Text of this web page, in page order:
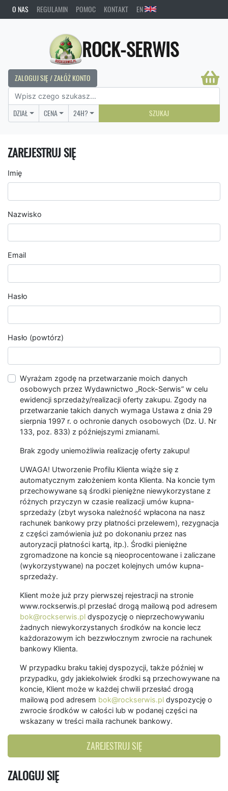
O NAS REGULAMIN POMOC KONTAKT EN
ROCK-SERWIS
ZALOGUJ SIĘ / ZAŁÓŻ KONTO
DZIAŁ CENA 24H? SZUKAJ
ZAREJESTRUJ SIĘ
Imię
Nazwisko
Email
Hasło
Hasło (powtórz)
Wyrażam zgodę na przetwarzanie moich danych
osobowych przez Wydawnictwo „Rock-Serwis” w celu
ewidencji sprzedaży/realizacji oferty zakupu. Zgody na
przetwarzanie takich danych wymaga Ustawa z dnia 29
sierpnia 1997 r. o ochronie danych osobowych (Dz. U. Nr
133, poz. 833) z późniejszymi zmianami.
Brak zgody uniemożliwia realizację oferty zakupu!
UWAGA! Utworzenie Profilu Klienta wiąże się z
automatycznym założeniem konta Klienta. Na koncie tym
przechowywane są środki pieniężne niewykorzystane z
różnych przyczyn w czasie realizacji umów kupna-
sprzedaży (zbyt wysoka należność wpłacona na nasz
rachunek bankowy przy płatności przelewem), rezygnacja
z części zamówienia już po dokonaniu przez nas
autoryzacji płatności kartą, itp.). Środki pieniężne
zgromadzone na koncie są nieoprocentowane i zaliczane
(wykorzystywane) na poczet kolejnych umów kupna-
sprzedaży.
Klient może już przy pierwszej rejestracji na stronie
www.rockserwis.pl przesłać drogą mailową pod adresem
bok@rockserwis.pl dyspozycję o nieprzechowywaniu
żadnych niewykorzystanych środków na koncie lecz
każdorazowym ich bezzwłocznym zwrocie na rachunek
bankowy Klienta.
W przypadku braku takiej dyspozycji, także później w
przypadku, gdy jakiekolwiek środki są przechowywane na
koncie, Klient może w każdej chwili przesłać drogą
mailową pod adresem bok@rockserwis.pl dyspozycję o
zwrocie środków w całości lub w podanej części na
wskazany w treści maila rachunek bankowy.
ZAREJESTRUJ SIĘ
ZALOGUJ SIĘ